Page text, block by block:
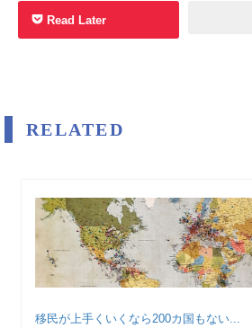
Read Later
RELATED
移民が上手くいくなら200カ国もない...